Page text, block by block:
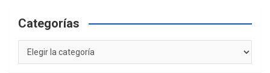
Categorías
Categorías